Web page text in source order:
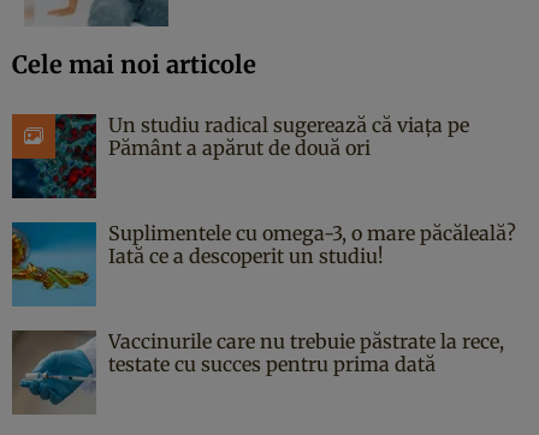
Cele mai noi articole
Un studiu radical sugerează că viața pe
Pământ a apărut de două ori
Suplimentele cu omega-3, o mare păcăleală?
Iată ce a descoperit un studiu!
Vaccinurile care nu trebuie păstrate la rece,
testate cu succes pentru prima dată